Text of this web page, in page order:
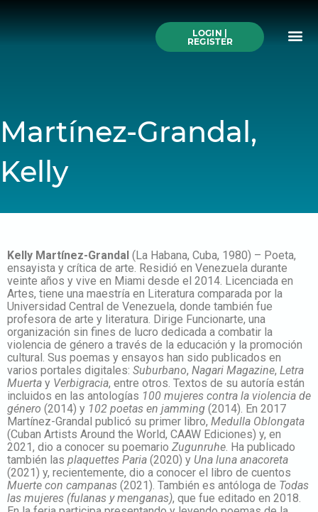
LOGIN |
REGISTER
Martínez-Grandal,
Kelly
Kelly Martínez-Grandal (La Habana, Cuba, 1980) – Poeta,
ensayista y crítica de arte. Residió en Venezuela durante
veinte años y vive en Miami desde el 2014. Licenciada en
Artes, tiene una maestría en Literatura comparada por la
Universidad Central de Venezuela, donde también fue
profesora de arte y literatura. Dirige Funcionarte, una
organización sin fines de lucro dedicada a combatir la
violencia de género a través de la educación y la promoción
cultural. Sus poemas y ensayos han sido publicados en
varios portales digitales: Suburbano, Nagari Magazine, Letra
Muerta y Verbigracia, entre otros. Textos de su autoría están
incluidos en las antologías 100 mujeres contra la violencia de
género (2014) y 102 poetas en jamming (2014). En 2017
Martínez-Grandal publicó su primer libro, Medulla Oblongata
(Cuban Artists Around the World, CAAW Ediciones) y, en
2021, dio a conocer su poemario Zugunruhe . Ha publicado
también las plaquettes Paria (2020) y Una luna anacoreta
(2021) y, recientemente, dio a conocer el libro de cuentos
Muerte con campanas (2021). También es antóloga de Todas
las mujeres (fulanas y menganas), que fue editado en 2018.